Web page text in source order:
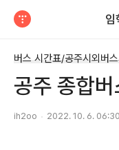
임
버스 시간표/공주시외버
공주 종합
ih2oo 2022. 10. 6. 06:30